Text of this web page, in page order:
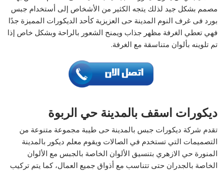
مصمم بشكل جيد لذلك يتجه الكثير من الأشخاص إلى أستخدام جبس
بورد فى غرف النوم المدینة حى العزیزیة كأحد الديكورات المميزة جدًا
فهي تعطي الغرفة مظهر جذاب ويمنح الشعور بالراحة وبشكل خاص إذا
تم تلوينه بألوان متناسقة مع الغرفة.
دیكورات اسقف بالمدینة حي الربوة
تقدم شركة دیكورات جبس بالمدینة حى طیبة مجموعة متنوعة من
التصميمات التي تستخدم في الصالات ويقوم معلم دیكور بالمدینة
المنورة حي الازھري بتنسيق الألوان الخاصة بالجبس مع الألوان
الخاصة بالجدران حتى تتناسب مع أذواق جميع العمال، كما يتم تركيب